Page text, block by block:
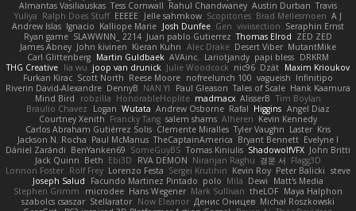
Almantas Vasiliauskas Tess Cornwall Rahul Chandwaney Austin Durban Travis
Yuliya Ralph Does Stuff EEEEE Jelle sahmkow Scopitones Brad Mellesmoen A J
Andrew Islas Ignacio Kalliope Marie Josh Dunfee Gen viviisection Seraphin Ernst
Ryan game SLAWWNN_ 2214 Juan pablo Gutierrez Thomas Elrod ZED ZED
James Abney John kivinen Kieran Kuhn Alec Drake Desert Viber MutantMike
Carl Glittenberg Martin Guldbaek AVAinc. Lariotjandy papi bless DRKRM
THG Creative lia wu joop van drunick Julie Woodcock nic96 Dzät Maxim Krioukov
Furkan Kirac Scott North Reese Moore nofreelunch 100 vagueish Infinitipo
Riverin David-Alexandre DennyB NAN YI Paul Gleason Tales of Scale Hank Kaamura
Mind Bird
robzilla HonorableHoplite madmacx AlisserB Tim Boylan
Braulio Chavez
Logan Wutata Andrew Osborne Rafal Higgins Angel Diaz
Courtney Xenith Francky Tang salem shams Alheren Kevin Kennedy
Carlos Abraham Gutiérrez Solis Clemente Miralles Tyler Vaughn Laster Kris
Jackson N. Rocha Paul McManus TheCaptainAmerica Bryant Bennett Evelyne I
Dániel Zarándi BenYanken69 SomeGuyBS Tomas Kiniulis ShadowolfVFX John Britti
Jack Quinn Beth Ebi3D RVA DEMON Niranjan Raghu 경문 서 Flagg3D
Lonnon Foster Rolf Frey Lorenzo Festa Sergei Krutihin Kevin Roy Peter Balicki steve
Joseph Salud
Facundo Martinez Pintado polo Mila Dewi
Matt's Media
Stephen Grimm
microdee Hans Wegener Mark Sullivan theLOF Maya Halphon
szabolcs csaszar Stellarator Now Eleanor Денис Оницев Michał Roszkowski